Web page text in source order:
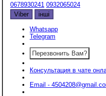
0678930241 0932065024
Viber
інші
Whatsapp
Telegram
Перезвонить Вам?
Консультация в чате
Email -